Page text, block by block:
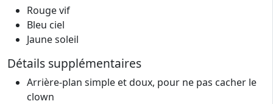
Rouge vif
Bleu ciel
Jaune soleil
Détails supplémentaires
Arrière-plan simple et doux, pour ne pas cacher le
clown